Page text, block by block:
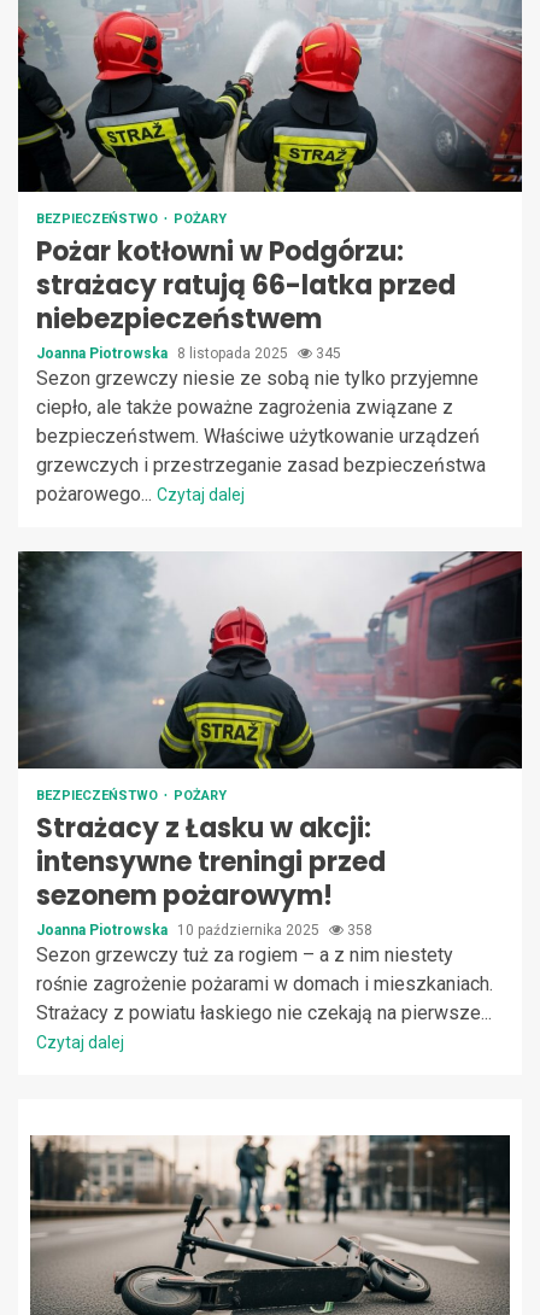
BEZPIECZEŃSTWO POŻARY
Pożar kotłowni w Podgórzu:
strażacy ratują 66-latka przed
niebezpieczeństwem
Joanna Piotrowska 8 listopada 2025 345
Sezon grzewczy niesie ze sobą nie tylko przyjemne
ciepło, ale także poważne zagrożenia związane z
bezpieczeństwem. Właściwe użytkowanie urządzeń
grzewczych i przestrzeganie zasad bezpieczeństwa
pożarowego... Czytaj dalej
BEZPIECZEŃSTWO POŻARY
Strażacy z Łasku w akcji:
intensywne treningi przed
sezonem pożarowym!
Joanna Piotrowska 10 października 2025 358
Sezon grzewczy tuż za rogiem – a z nim niestety
rośnie zagrożenie pożarami w domach i mieszkaniach.
Strażacy z powiatu łaskiego nie czekają na pierwsze...
Czytaj dalej